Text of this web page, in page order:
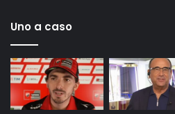
Uno a caso